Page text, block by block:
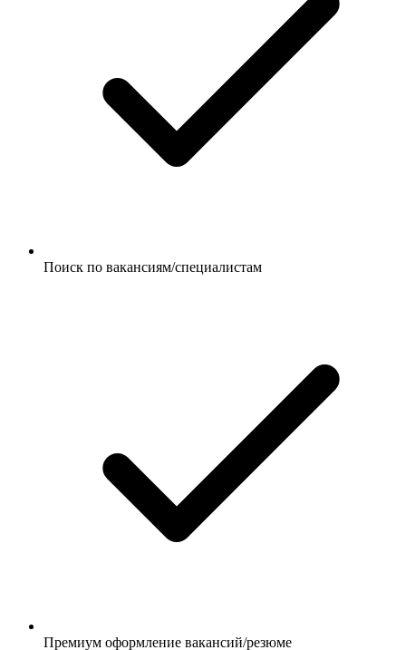
Поиск по вакансиям/специалистам
Премиум оформление вакансий/резюме